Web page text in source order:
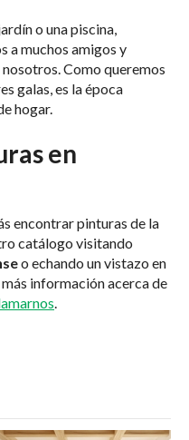
o una piscina,
a muchos amigos y
Como queremos
galas, es la época
hogar.
en
encontrar pinturas de la
catálogo visitando
o echando un vistazo en
información acerca de
.